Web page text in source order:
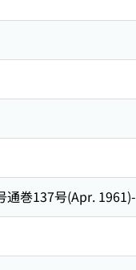
通巻137号(Apr. 1961)-